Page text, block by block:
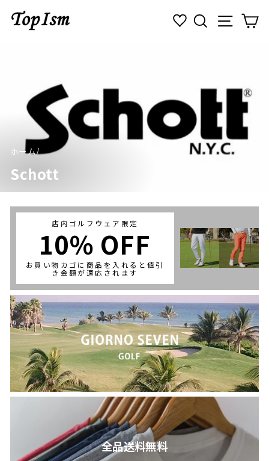
検索 ナビ
ホーム/
Schott
店内ゴルフウェア限定
10％ OFF
お買い物カゴに商品を入れると値引
き金額が適応されます
全品送料無料